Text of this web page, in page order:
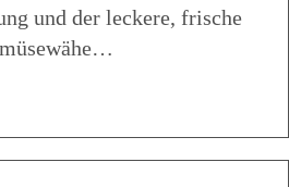
und der leckere, frische